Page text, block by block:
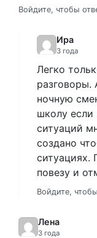
Войдите, чтобы
Ира
3 года
Легко
разговоры.
ночную
школу если
ситуаций
создано
ситуациях.
повезу и
Войдите,
Лена
3 года